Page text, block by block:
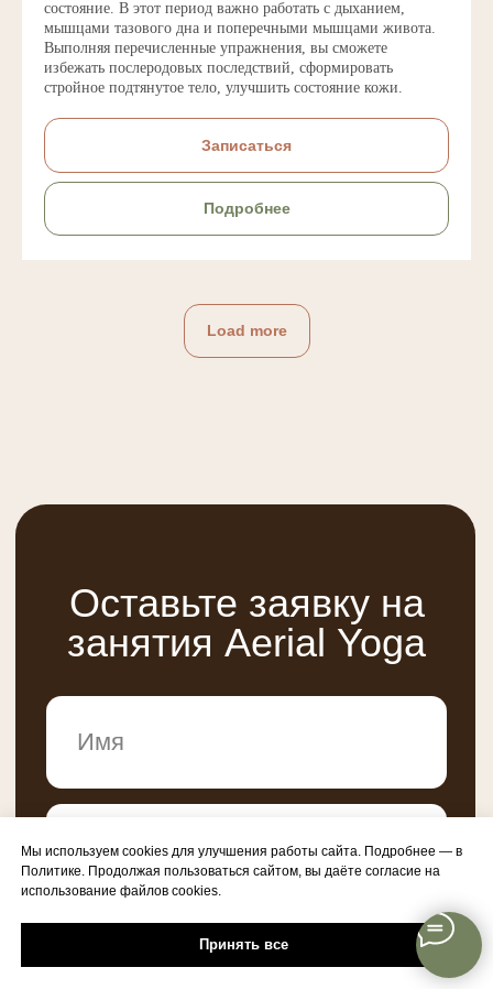
состояние. В этот период важно работать с дыханием,
мышцами тазового дна и поперечными мышцами живота.
Выполняя перечисленные упражнения, вы сможете
избежать послеродовых последствий, сформировать
стройное подтянутое тело, улучшить состояние кожи.
Записаться
Подробнее
Load more
Мы используем cookies для улучшения работы сайта. Подробнее — в
Политике. Продолжая пользоваться сайтом, вы даёте согласие на
использование файлов cookies.
Принять все